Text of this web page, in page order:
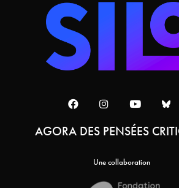
AGORA DES PENSÉES
Une collaboration